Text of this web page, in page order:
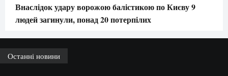
Внаслідок удару ворожою балістикою по Києву 9
людей загинули, понад 20 потерпілих
Останні новини